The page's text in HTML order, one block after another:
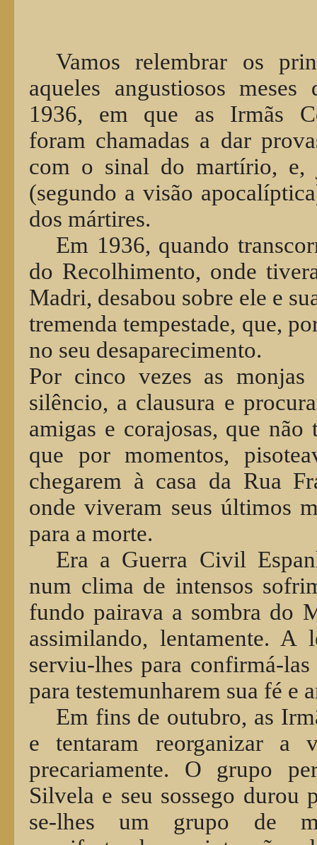
Vamos relembrar os
aqueles angustiosos
1936, em que as Irmãs
foram chamadas a dar
com o sinal do martírio, e,
(segundo a visão
dos mártires.
Em 1936, quando
do Recolhimento, onde
Madri, desabou sobre ele e
tremenda tempestade, que,
no seu desaparecimento.
Por cinco vezes as monjas
silêncio, a clausura e
amigas e corajosas, que não
que por momentos,
chegarem à casa da Rua
onde viveram seus últimos
para a morte.
Era a Guerra Civil
num clima de intensos
fundo pairava a sombra do
assimilando, lentamente. A
serviu-lhes para confirmá-
para testemunharem sua fé e
Em fins de outubro, as
e tentaram reorganizar a
precariamente. O grupo
Silvela e seu sossego durou
se-lhes um grupo de